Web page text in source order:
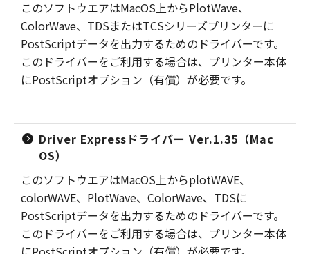
このソフトウエアはMacOS上からPlotWave、
ColorWave、TDSまたはTCSシリーズプリンターに
PostScriptデータを出力するためのドライバーです。
このドライバーをご利用する場合は、プリンター本体
にPostScriptオプション（有償）が必要です。
Driver Expressドライバー Ver.1.35（Mac
OS）
このソフトウエアはMacOS上からplotWAVE、
colorWAVE、PlotWave、ColorWave、TDSに
PostScriptデータを出力するためのドライバーです。
このドライバーをご利用する場合は、プリンター本体